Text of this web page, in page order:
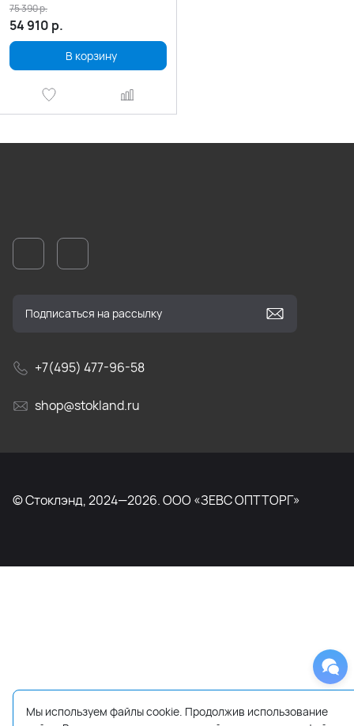
54 910 р.
75 390р.
В корзину
+7(495) 477-96-58
shop@stokland.ru
© Стоклэнд, 2024—2026. ООО «ЗЕВС ОПТТОРГ»
Мы используем файлы cookie. Продолжив использование